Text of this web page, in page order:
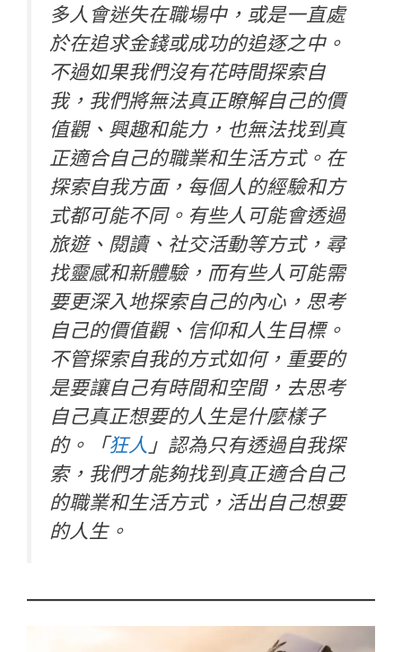
多人會迷失在職場中，或是一直處
於在追求金錢或成功的追逐之中。
不過如果我們沒有花時間探索自
我，我們將無法真正瞭解自己的價
值觀、興趣和能力，也無法找到真
正適合自己的職業和生活方式。在
探索自我方面，每個人的經驗和方
式都可能不同。有些人可能會透過
旅遊、閱讀、社交活動等方式，尋
找靈感和新體驗，而有些人可能需
要更深入地探索自己的內心，思考
自己的價值觀、信仰和人生目標。
不管探索自我的方式如何，重要的
是要讓自己有時間和空間，去思考
自己真正想要的人生是什麼樣子
的。「狂人 」認為只有透過自我探
索，我們才能夠找到真正適合自己
的職業和生活方式，活出自己想要
的人生。